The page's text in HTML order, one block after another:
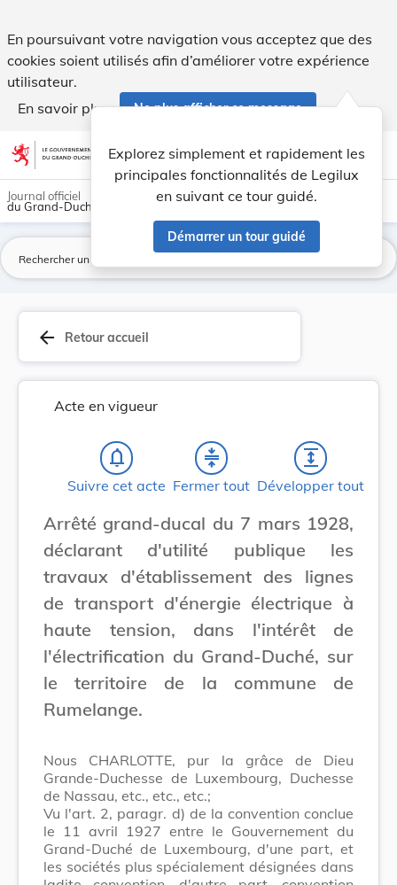
En poursuivant votre navigation vous acceptez que des
cookies soient utilisés afin d’améliorer votre expérience
utilisateur.
En savoir plus
Ne plus afficher ce message
Aller au contenu account_circle help Aide
Explorez simplement et rapidement les
principales fonctionnalités de Legilux
en suivant ce tour guidé.
Démarrer un tour guidé
light_mode dark_mode
Journal officiel
du Grand-Duché de Luxembourg
arrow_back Retour accueil
Acte en vigueur
notifications_none
Suivre cet acte
compress
Fermer tout
expand
Développer tout
Arrêté grand-ducal du 7 mars 1928,
déclarant d'utilité publique les
travaux d'établissement des lignes
de transport d'énergie électrique à
haute tension, dans l'intérêt de
l'électrification du Grand-Duché, sur
le territoire de la commune de
Rumelange.
Nous CHARLOTTE, pur la grâce de Dieu
Grande-Duchesse de Luxembourg, Duchesse
de Nassau, etc., etc., etc.;
Vu l'art. 2, paragr. d) de la convention conclue
le 11 avril 1927 entre le Gouvernement du
Grand-Duché de Luxembourg, d'une part, et
les sociétés plus spécialement désignées dans